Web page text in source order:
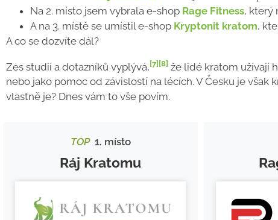
Na 2. místo jsem vybrala e-shop Rage Fitness, který
A na 3. místě se umístil e-shop Kryptonit kratom,
A co se dozvíte dál?
Zes studií a dotazníků vyplývá, [7] [8] že lidé kratom užívají
nebo jako pomoc od závislostí na lécích. V Česku je
vlastně je? Dnes vám to vše povím.
TOP1. místo
Ráj Kratomu